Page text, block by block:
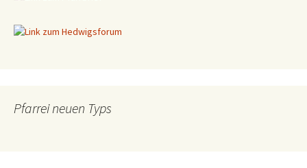
Pfarrei neuen Typs